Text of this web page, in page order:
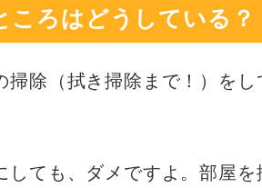
ころはどうしている？
掃除（拭き掃除まで！）を
しても、ダメですよ。部屋